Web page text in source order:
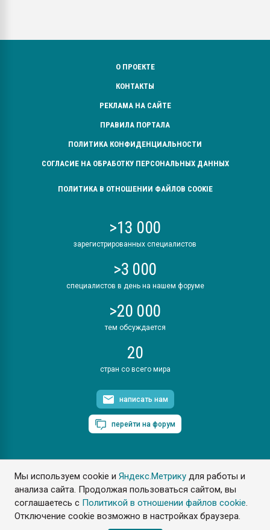
Мы используем cookie иЯндекс.Метрику для работы и
анализа сайта. Продолжая пользоваться сайтом, вы
соглашаетесь с Политикой в отношении файлов cookie.
Отключение cookie возможно в настройках браузера.
О ПРОЕКТЕ
КОНТАКТЫ
РЕКЛАМА НА САЙТЕ
ПРАВИЛА ПОРТАЛА
ПОЛИТИКА КОНФИДЕНЦИАЛЬНОСТИ
СОГЛАСИЕ НА ОБРАБОТКУ ПЕРСОНАЛЬНЫХ ДАННЫХ
ПОЛИТИКА В ОТНОШЕНИИ ФАЙЛОВ COOKIE
>13 000
зарегистрированных специалистов
>3 000
специалистов в день на нашем форуме
>20 000
тем обсуждается
20
стран со всего мира
написать нам
перейти на форум
ПластЭксперт © 2006. Все права защищены
Разрешается копирование материалов сайта с обязательной
ссылкой на www.e-plastic.ru
Разработка сайта